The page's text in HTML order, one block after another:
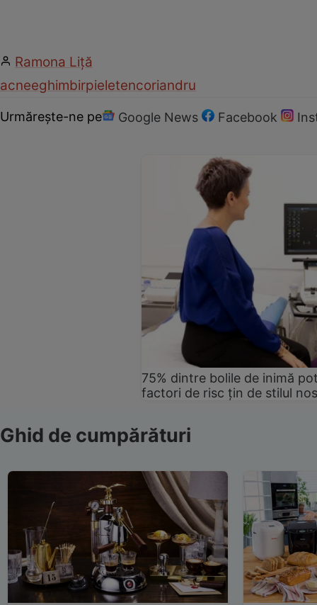
Ramona Liţă
acneeghimbirpieletencoriandru
Urmărește-ne pe Google News Facebook
75% dintre bolile de inimă
factori de risc țin de stilul
Ghid de cumpărături